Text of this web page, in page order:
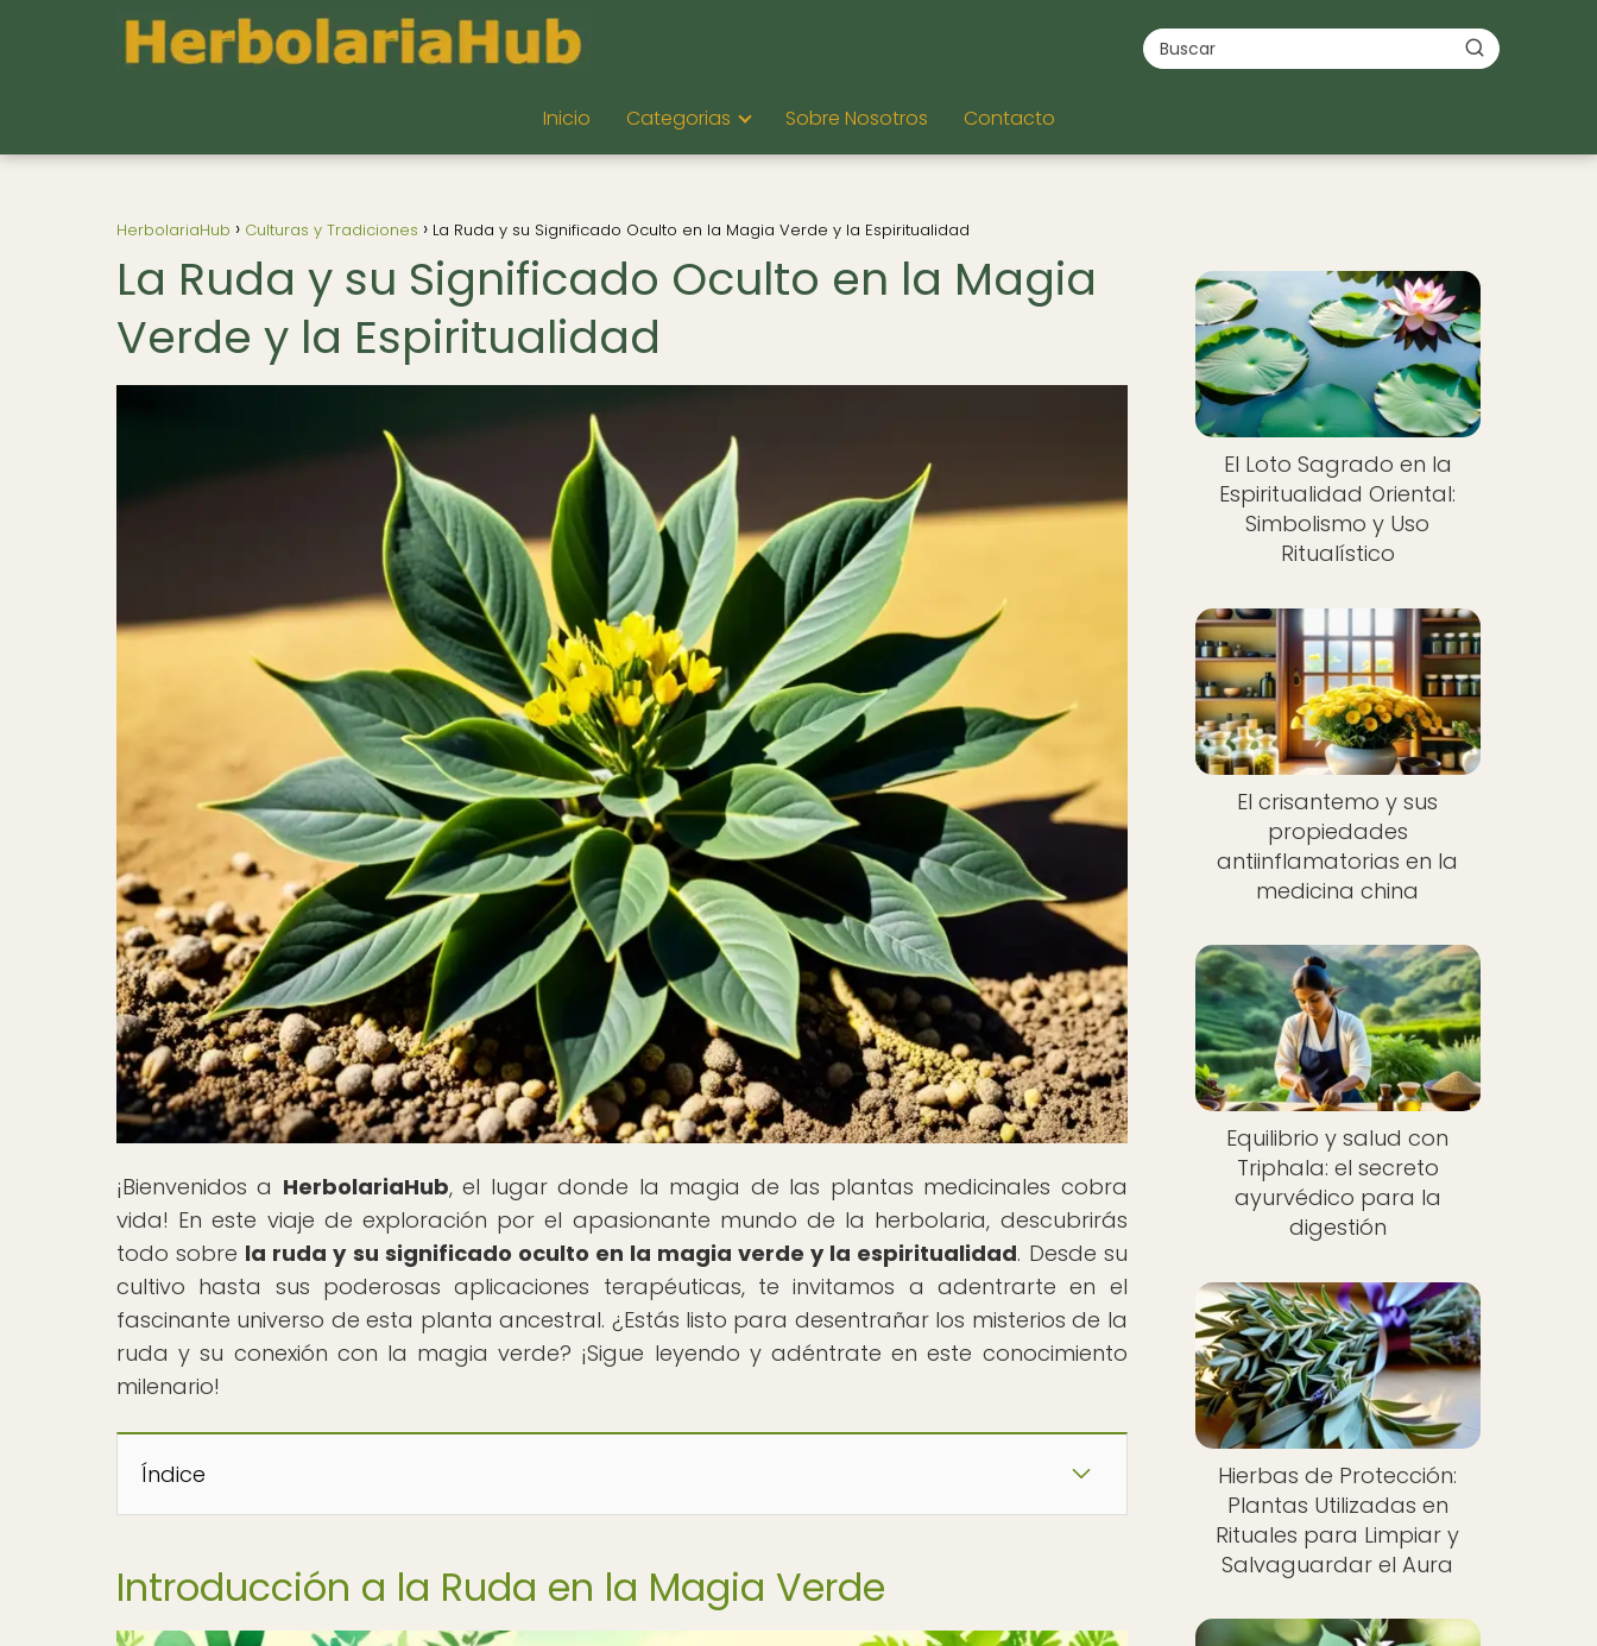
Inicio Categorias Sobre Nosotros Contacto
HerbolariaHub Culturas y Tradiciones La Ruda y su Significado Oculto en la Magia Verde y la Espiritualidad
La Ruda y su Significado Oculto en la Magia
Verde y la Espiritualidad
¡Bienvenidos a HerbolariaHub, el lugar donde la magia de las plantas medicinales cobra
vida! En este viaje de exploración por el apasionante mundo de la herbolaria, descubrirás
todo sobre la ruda y su significado oculto en la magia verde y la espiritualidad. Desde su
cultivo hasta sus poderosas aplicaciones terapéuticas, te invitamos a adentrarte en el
fascinante universo de esta planta ancestral. ¿Estás listo para desentrañar los misterios de la
ruda y su conexión con la magia verde? ¡Sigue leyendo y adéntrate en este conocimiento
milenario!
Índice
Introducción a la Ruda en la Magia Verde
El Loto Sagrado en la
Espiritualidad Oriental:
Simbolismo y Uso
Ritualístico
El crisantemo y sus
propiedades
antiinflamatorias en la
medicina china
Equilibrio y salud con
Triphala: el secreto
ayurvédico para la
digestión
Hierbas de Protección:
Plantas Utilizadas en
Rituales para Limpiar y
Salvaguardar el Aura